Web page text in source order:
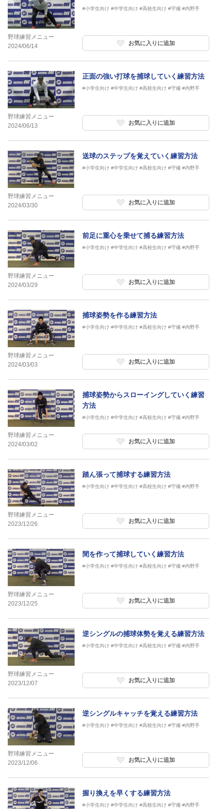
野球練習メニュー
2024/06/14
#小学生向け #中学生向け #高校生向け #守備 #内野手
お気に入りに追加
野球練習メニュー
2024/06/13
正面の強い打球を捕球していく練習方法
#小学生向け #中学生向け #高校生向け #守備 #内野手
お気に入りに追加
野球練習メニュー
2024/03/30
送球のステップを覚えていく練習方法
#小学生向け #中学生向け #高校生向け #守備 #内野手
お気に入りに追加
野球練習メニュー
2024/03/29
前足に重心を乗せて捕る練習方法
#小学生向け #中学生向け #高校生向け #守備 #内野手
お気に入りに追加
野球練習メニュー
2024/03/03
捕球姿勢を作る練習方法
#小学生向け #中学生向け #高校生向け #守備 #内野手
お気に入りに追加
野球練習メニュー
2024/03/02
捕球姿勢からスローイングしていく練習
方法
#小学生向け #中学生向け #高校生向け #守備 #内野手
お気に入りに追加
野球練習メニュー
2023/12/26
踏ん張って捕球する練習方法
#小学生向け #中学生向け #高校生向け #守備 #内野手
お気に入りに追加
野球練習メニュー
2023/12/25
間を作って捕球していく練習方法
#小学生向け #中学生向け #高校生向け #守備 #内野手
お気に入りに追加
野球練習メニュー
2023/12/07
逆シングルの捕球体勢を覚える練習方法
#小学生向け #中学生向け #高校生向け #守備 #内野手
お気に入りに追加
野球練習メニュー
2023/12/06
逆シングルキャッチを覚える練習方法
#小学生向け #中学生向け #高校生向け #守備 #内野手
お気に入りに追加
握り換えを早くする練習方法
#小学生向け #中学生向け #高校生向け #守備 #内野手